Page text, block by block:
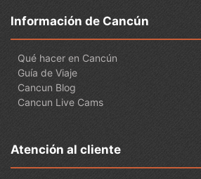
Información de Cancún
Qué hacer en Cancún
Guía de Viaje
Cancun Blog
Cancun Live Cams
Atención al cliente